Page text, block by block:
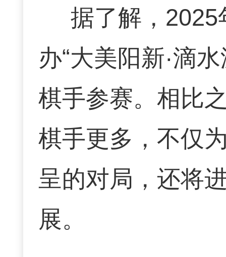
据了解，
办“大美阳新·滴
棋手参赛。相比
棋手更多，不仅
呈的对局，还将
展。